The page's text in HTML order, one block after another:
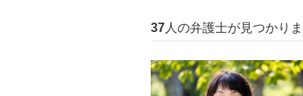
37 人の弁護士が見つかり